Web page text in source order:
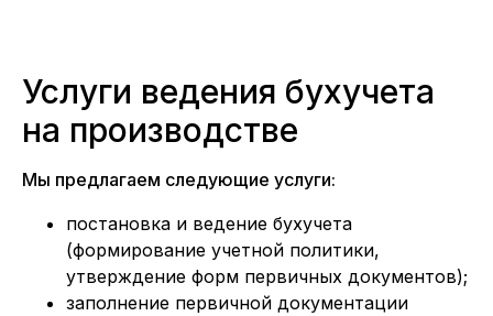
Услуги ведения бухучета
на производстве
Мы предлагаем следующие услуги:
постановка и ведение бухучета
(формирование учетной политики,
утверждение форм первичных документов);
заполнение первичной документации